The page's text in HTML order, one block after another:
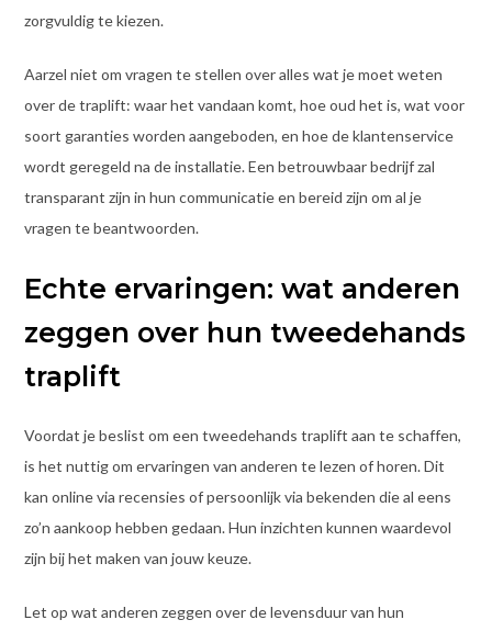
zorgvuldig te kiezen.
Aarzel niet om vragen te stellen over alles wat je moet weten
over de traplift: waar het vandaan komt, hoe oud het is, wat voor
soort garanties worden aangeboden, en hoe de klantenservice
wordt geregeld na de installatie. Een betrouwbaar bedrijf zal
transparant zijn in hun communicatie en bereid zijn om al je
vragen te beantwoorden.
Echte ervaringen: wat anderen
zeggen over hun tweedehands
traplift
Voordat je beslist om een tweedehands traplift aan te schaffen,
is het nuttig om ervaringen van anderen te lezen of horen. Dit
kan online via recensies of persoonlijk via bekenden die al eens
zo’n aankoop hebben gedaan. Hun inzichten kunnen waardevol
zijn bij het maken van jouw keuze.
Let op wat anderen zeggen over de levensduur van hun